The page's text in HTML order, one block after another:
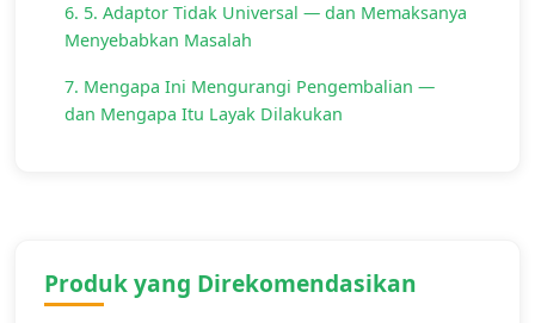
6. 5. Adaptor Tidak Universal — dan Memaksanya
Menyebabkan Masalah
7. Mengapa Ini Mengurangi Pengembalian —
dan Mengapa Itu Layak Dilakukan
Produk yang Direkomendasikan